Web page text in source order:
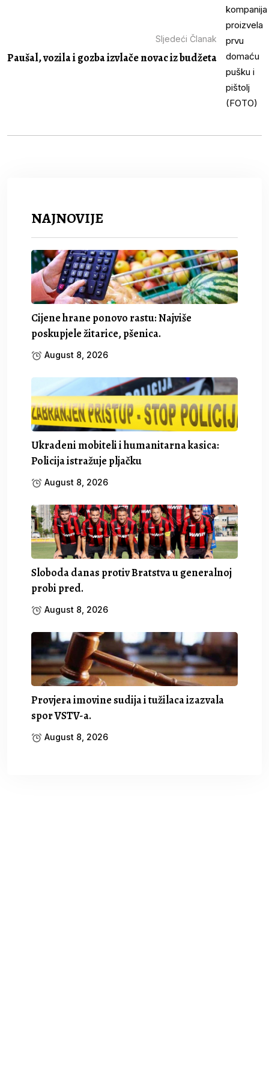
Sljedeći Članak
Paušal, vozila i gozba izvlače novac iz budžeta
NAJNOVIJE
Cijene hrane ponovo rastu: Najviše
poskupjele žitarice, pšenica.
August 8, 2026
Ukradeni mobiteli i humanitarna kasica:
Policija istražuje pljačku
August 8, 2026
Sloboda danas protiv Bratstva u generalnoj
probi pred.
August 8, 2026
Provjera imovine sudija i tužilaca izazvala
spor VSTV-a.
August 8, 2026